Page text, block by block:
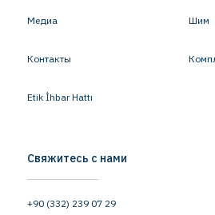
Медиа
Контакты
Etik İhbar Hattı
Шим
Свяжитесь с нами
+90 (332) 239 07 29